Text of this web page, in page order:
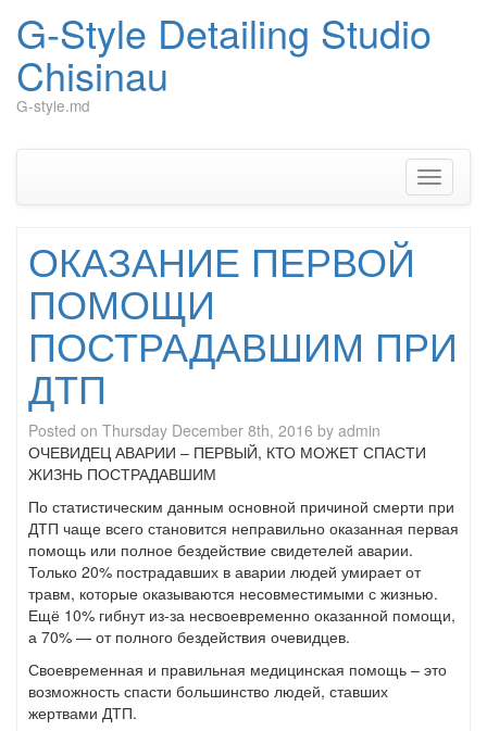
G-Style Detailing Studio
Chisinau
G-style.md
Toggle
ОКАЗАНИЕ ПЕРВОЙ
ПОМОЩИ
ПОСТРАДАВШИМ ПРИ
ДТП
Posted on Thursday December 8th, 2016 by admin
ОЧЕВИДЕЦ АВАРИИ – ПЕРВЫЙ, КТО МОЖЕТ СПАСТИ
ЖИЗНЬ ПОСТРАДАВШИМ
По статистическим данным основной причиной смерти при
ДТП чаще всего становится неправильно оказанная первая
помощь или полное бездействие свидетелей аварии.
Только 20% пострадавших в аварии людей умирает от
травм, которые оказываются несовместимыми с жизнью.
Ещё 10% гибнут из-за несвоевременно оказанной помощи,
а 70% — от полного бездействия очевидцев.
Своевременная и правильная медицинская помощь – это
возможность спасти большинство людей, ставших
жертвами ДТП.